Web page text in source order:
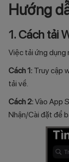
Hướng
1. Cách tải
Việc tải ứng dụng
Cách 1: Truy cập
tải về.
Cách 2:Vào App
Nhận/Cài đặt để